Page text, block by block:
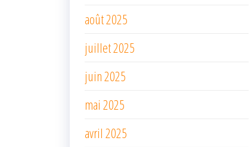
août 2025
juillet 2025
juin 2025
mai 2025
avril 2025